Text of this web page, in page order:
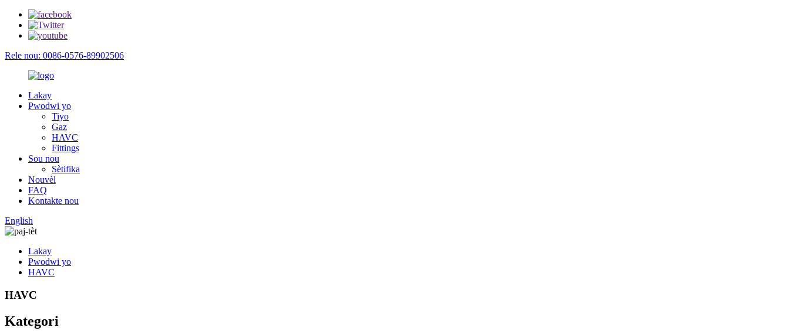
Rele nou: 0086-0576-89902506
Lakay
Pwodwi yo
Tiyo
Gaz
HAVC
Fittings
Sou nou
Sètifika
Nouvèl
FAQ
Kontakte nou
English
Lakay
Pwodwi yo
HAVC
HAVC
Kategori